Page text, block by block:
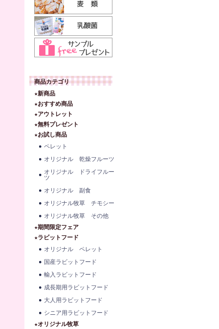
商品カテゴリ
★新商品
★おすすめ商品
★アウトレット
★無料プレゼント
★お試し商品
ペレット
オリジナル 乾燥フルーツ
オリジナル ドライフルー
ツ
オリジナル 副食
オリジナル牧草 チモシー
オリジナル牧草 その他
★期間限定フェア
★ラビットフード
オリジナル ペレット
国産ラビットフード
輸入ラビットフード
成長期用ラビットフード
大人用ラビットフード
シニア用ラビットフード
★オリジナル牧草